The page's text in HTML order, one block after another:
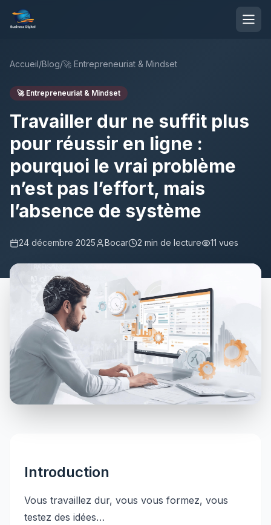
Accueil/Blog/🚀 Entrepreneuriat & Mindset
🚀 Entrepreneuriat & Mindset
Travailler dur ne suffit plus
pour réussir en ligne :
pourquoi le vrai problème
n’est pas l’effort, mais
l’absence de système
24 décembre 2025 Bocar 2 min de lecture 11 vues
Introduction
Vous travaillez dur, vous vous formez, vous
testez des idées…